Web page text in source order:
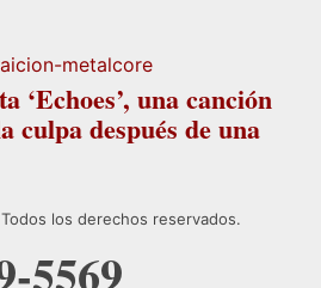
‘Echoes’, una canción
culpa después de una
los derechos reservados.
5569